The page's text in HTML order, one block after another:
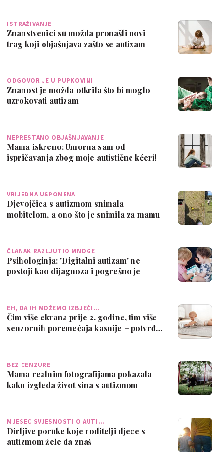
ISTRAŽIVANJE
Znanstvenici su možda pronašli novi
trag koji objašnjava zašto se autizam
ODGOVOR JE U PUPKOVINI
Znanost je možda otkrila što bi moglo
uzrokovati autizam
NEPRESTANO OBJAŠNJAVANJE
Mama iskreno: Umorna sam od
ispričavanja zbog moje autistične kćeri!
VRIJEDNA USPOMENA
Djevojčica s autizmom snimala
mobitelom, a ono što je snimila za mamu
ČLANAK RAZLJUTIO MNOGE
Psihologinja: 'Digitalni autizam' ne
postoji kao dijagnoza i pogrešno je
EH, DA IH MOŽEMO IZBJEĆI…
Čim više ekrana prije 2. godine, tim više
senzornih poremećaja kasnije – potvrđ…
BEZ CENZURE
Mama realnim fotografijama pokazala
kako izgleda život sina s autizmom
MJESEC SVJESNOSTI O AUTI…
Dirljive poruke koje roditelji djece s
autizmom žele da znaš